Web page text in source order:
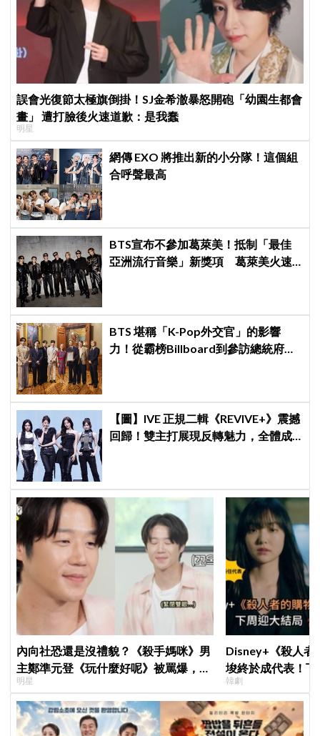
誤會光復節太極旗倒掛！SJ金希澈暴怒開砲「幼園生都會
畫」 遭打臉後火速道歉：是我蠢
明星
網傳 EXO 將推出新的小分隊！這個組
合呼聲最高
BTS宣布不參加葛萊美！抵制「最佳
亞洲流行音樂」新獎項 葛萊美火速
BTS 堪稱「K-Pop外交官」的影響
力！從霸榜Billboard到參訪總統府，
【圖】IVE 正規二輯《REVIVE+》震撼
回歸！雙主打展現反轉魅力，全體成
內向社恐還是沒禮貌？《殺手媽咪》男
主鄭準元登《玩什麼好呢》被罵爆，劉
在錫、孔曉振狂救場也帶不動
明星
Disney+《殺人者
埈終於成代表！
現成最大伏筆
韓劇